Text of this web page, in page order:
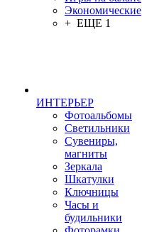
Экономические
+ ЕЩЕ 1
ИНТЕРЬЕР
Фотоальбомы
Светильники
Сувениры,
магниты
Зеркала
Шкатулки
Ключницы
Часы и
будильники